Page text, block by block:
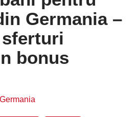
Germania –
bonus